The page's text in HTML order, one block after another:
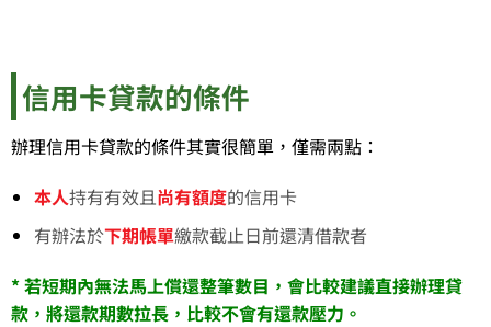
信用卡貸款的條件
辦理信用卡貸款的條件其實很簡單，僅需兩點：
本人持有有效且尚有額度的信用卡
有辦法於下期帳單繳款截止日前還清借款者
* 若短期內無法馬上償還整筆數目，會比較建議直接辦理貸
款，將還款期數拉長，比較不會有還款壓力。